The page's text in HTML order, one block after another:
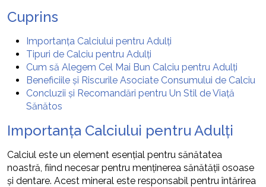
Cuprins
Importanța Calciului pentru Adulți
Tipuri de Calciu pentru Adulți
Cum să Alegem Cel Mai Bun Calciu pentru Adulți
Beneficiile și Riscurile Asociate Consumului de Calciu
Concluzii și Recomandări pentru Un Stil de Viață
Sănătos
Importanța Calciului pentru Adulți
Calciul este un element esențial pentru sănătatea
noastră, fiind necesar pentru menținerea sănătății osoase
și dentare. Acest mineral este responsabil pentru întărirea